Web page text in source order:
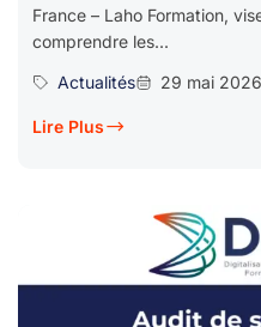
France – Laho Formation,
comprendre les...
Actualités
29 mai 2026
Lire Plus